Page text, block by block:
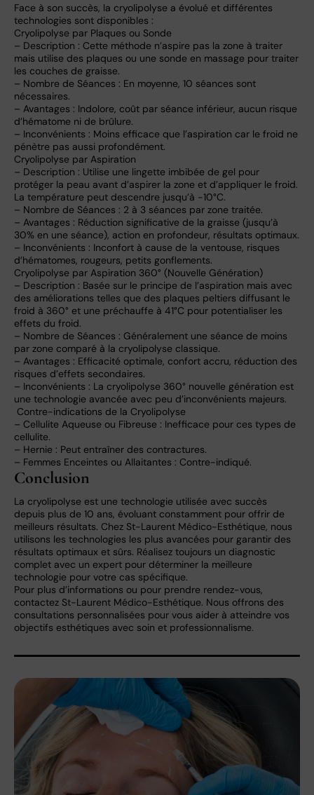
Face à son succès, la cryolipolyse a évolué et différentes
technologies sont disponibles :
Cryolipolyse par Plaques ou Sonde
– Description : Cette méthode n’aspire pas la zone à traiter
mais utilise des plaques ou une sonde en massage pour traiter
les couches de graisse.
– Nombre de Séances : En moyenne, 10 séances sont
nécessaires.
– Avantages : Indolore, coût par séance inférieur, aucun risque
d’hématome ni de brûlure.
– Inconvénients : Moins efficace que l’aspiration car le froid ne
pénètre pas aussi profondément.
Cryolipolyse par Aspiration
– Description : Utilise une lingette imbibée de gel pour
protéger la peau avant d’aspirer la zone et d’appliquer le froid.
La température peut descendre jusqu’à -10°C.
– Nombre de Séances : 2 à 3 séances par zone traitée.
– Avantages : Réduction significative de la graisse (jusqu’à
30% en une séance), action en profondeur, résultats optimaux.
– Inconvénients : Inconfort à cause de la ventouse, risques
d’hématomes, rougeurs, petits gonflements.
Cryolipolyse par Aspiration 360° (Nouvelle Génération)
– Description : Basée sur le principe de l’aspiration mais avec
des améliorations telles que des plaques peltiers diffusant le
froid à 360° et une préchauffe à 41°C pour potentialiser les
effets du froid.
– Nombre de Séances : Généralement une séance de moins
par zone comparé à la cryolipolyse classique.
– Avantages : Efficacité optimale, confort accru, réduction des
risques d’effets secondaires.
– Inconvénients : La cryolipolyse 360° nouvelle génération est
une technologie avancée avec peu d’inconvénients majeurs.
Contre-indications de la Cryolipolyse
– Cellulite Aqueuse ou Fibreuse : Inefficace pour ces types de
cellulite.
– Hernie : Peut entraîner des contractures.
– Femmes Enceintes ou Allaitantes : Contre-indiqué.
Conclusion
La cryolipolyse est une technologie utilisée avec succès
depuis plus de 10 ans, évoluant constamment pour offrir de
meilleurs résultats. Chez St-Laurent Médico-Esthétique, nous
utilisons les technologies les plus avancées pour garantir des
résultats optimaux et sûrs. Réalisez toujours un diagnostic
complet avec un expert pour déterminer la meilleure
technologie pour votre cas spécifique.
Pour plus d’informations ou pour prendre rendez-vous,
contactez St-Laurent Médico-Esthétique. Nous offrons des
consultations personnalisées pour vous aider à atteindre vos
objectifs esthétiques avec soin et professionnalisme.